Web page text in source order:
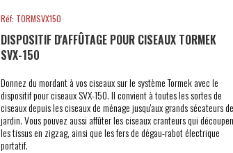
Réf: TORMSVX150
DISPOSITIF D'AFFÛTAGE POUR CISEAUX TORMEK
SVX-150
Donnez du mordant à vos ciseaux sur le système Tormek avec le
dispositif pour ciseaux SVX-150. Il convient à toutes les sortes de
ciseaux depuis les ciseaux de ménage jusqu'aux grands sécateurs de
jardin. Vous pouvez aussi affûter les ciseaux cranteurs qui
les tissus en zigzag, ainsi que les fers de dégau-rabot électrique
portatif.